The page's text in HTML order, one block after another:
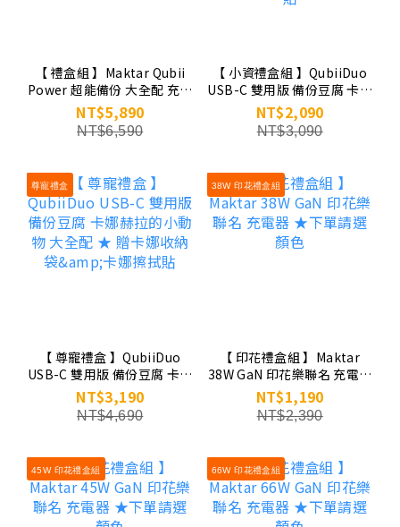
【 禮盒組 】Maktar Qubii
Power 超能備份 大全配 充電
自動備份
NT$5,890
NT$6,590
【 小資禮盒組 】QubiiDuo
USB-C 雙用版 備份豆腐 卡娜
赫拉的小動物 含傳輸充電線
★ 贈卡娜收納袋&卡娜擦拭
貼
NT$2,090
NT$3,090
尊寵禮盒
【 尊寵禮盒 】QubiiDuo
USB-C 雙用版 備份豆腐 卡娜
赫拉的小動物 大全配 ★ 贈卡
娜收納袋&卡娜擦拭貼
NT$3,190
NT$4,690
38W 印花禮盒組
【 印花禮盒組 】Maktar
38W GaN 印花樂聯名 充電器
★下單請選顏色
NT$1,190
NT$2,390
45W 印花禮盒組 66W 印花禮盒組